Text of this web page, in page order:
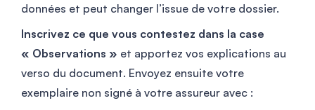
données et peut changer l’issue de votre dossier.
Inscrivez ce que vous contestez dans la case
« Observations » et apportez vos explications au
verso du document. Envoyez ensuite votre
exemplaire non signé à votre assureur avec :